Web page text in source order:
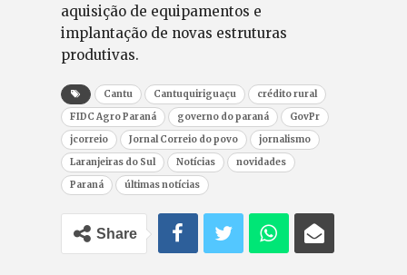
aquisição de equipamentos e
implantação de novas estruturas
produtivas.
Cantu Cantuquiriguaçu
crédito rural
FIDC Agro Paraná
governo do paraná
GovPr
jcorreio
Jornal Correio do povo
jornalismo
Laranjeiras do Sul
Notícias
novidades
Paraná
últimas notícias
Share